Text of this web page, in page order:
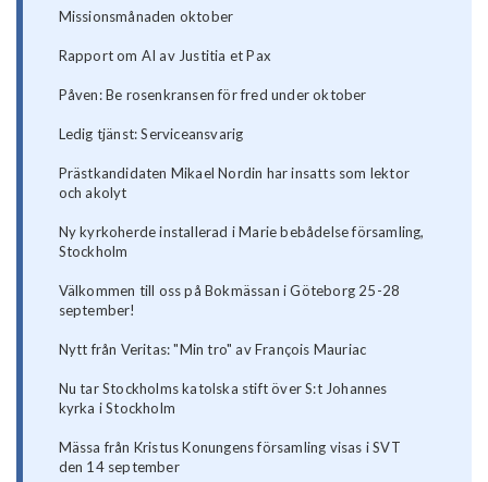
Missionsmånaden oktober
Rapport om AI av Justitia et Pax
Påven: Be rosenkransen för fred under oktober
Ledig tjänst: Serviceansvarig
Prästkandidaten Mikael Nordin har insatts som lektor
och akolyt
Ny kyrkoherde installerad i Marie bebådelse församling,
Stockholm
Välkommen till oss på Bokmässan i Göteborg 25-28
september!
Nytt från Veritas: "Min tro" av François Mauriac
Nu tar Stockholms katolska stift över S:t Johannes
kyrka i Stockholm
Mässa från Kristus Konungens församling visas i SVT
den 14 september